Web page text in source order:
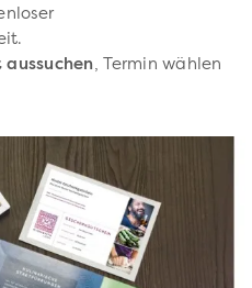
, Termin wählen